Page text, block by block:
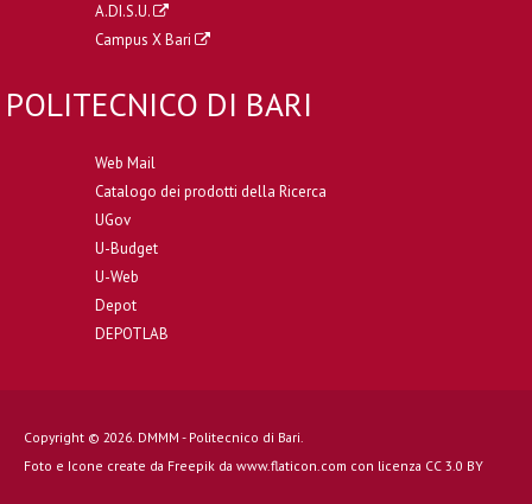
A.DI.S.U.
Campus X Bari
POLITECNICO DI BARI
Web Mail
Catalogo dei prodotti della Ricerca
UGov
U-Budget
U-Web
Depot
DEPOTLAB
Copyright © 2026. DMMM - Politecnico di Bari.
Foto e Icone create da Freepik da www.flaticon.com con licenza CC 3.0 BY